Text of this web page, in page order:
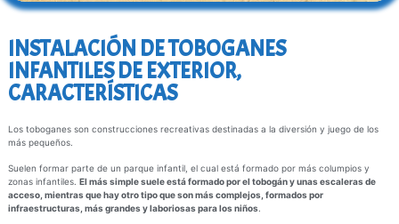
INSTALACIÓN DE TOBOGANES
INFANTILES DE EXTERIOR,
CARACTERÍSTICAS
Los toboganes son construcciones recreativas destinadas a la diversión y juego de los
más pequeños.
Suelen formar parte de un parque infantil, el cual está formado por más columpios y
zonas infantiles. El más simple suele está formado por el tobogán y unas escaleras de
acceso, mientras que hay otro tipo que son más complejos, formados por
infraestructuras, más grandes y laboriosas para los niños.